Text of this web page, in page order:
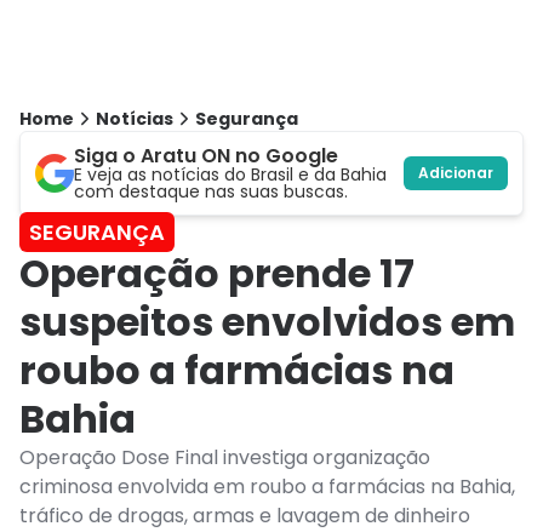
Home Notícias Segurança
Siga o Aratu ON no Google
E veja as notícias do Brasil e da Bahia
com destaque nas suas buscas.
Adicionar
SEGURANÇA
Operação prende 17
suspeitos envolvidos em
roubo a farmácias na
Bahia
Operação Dose Final investiga organização
criminosa envolvida em roubo a farmácias na Bahia,
tráfico de drogas, armas e lavagem de dinheiro